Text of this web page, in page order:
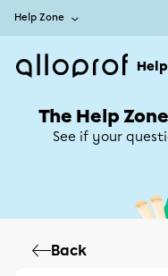
Help Zone
The Help
See if your
Back